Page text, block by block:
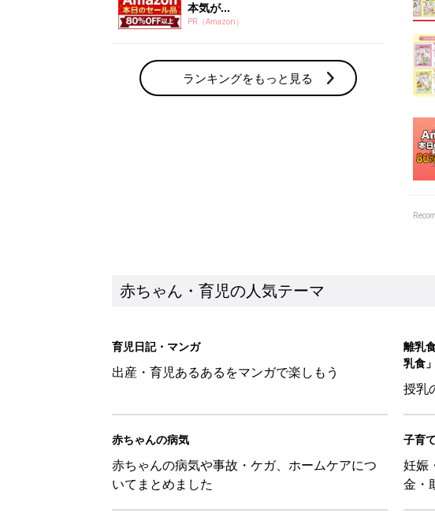
本気が...
PR（Amazon）
ランキングをもっと見る
赤ちゃん・育児の人気テーマ
育児日記・マンガ
出産・育児あるあるをマンガで楽しもう
離乳
乳食」
授乳
赤ちゃんの病気
赤ちゃんの病気や事故・ケガ、ホームケアにつ
いてまとめました
子育
妊娠
金・